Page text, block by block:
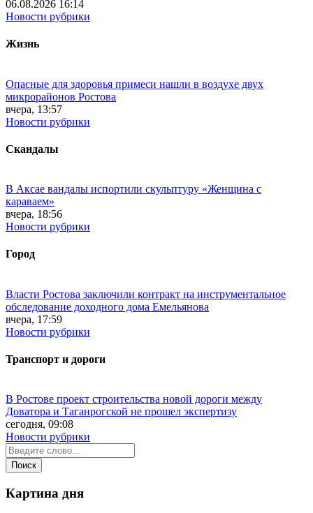
06.08.2026 16:14
Новости рубрики
Жизнь
Опасные для здоровья примеси нашли в воздухе двух
микрорайонов Ростова
вчера, 13:57
Новости рубрики
Скандалы
В Аксае вандалы испортили скульптуру «Женщина с
караваем»
вчера, 18:56
Новости рубрики
Город
Власти Ростова заключили контракт на инструментальное
обследование доходного дома Емельянова
вчера, 17:59
Новости рубрики
Транспорт и дороги
В Ростове проект строительства новой дороги между
Доватора и Таганрогской не прошел экспертизу
сегодня, 09:08
Новости рубрики
Картина дня